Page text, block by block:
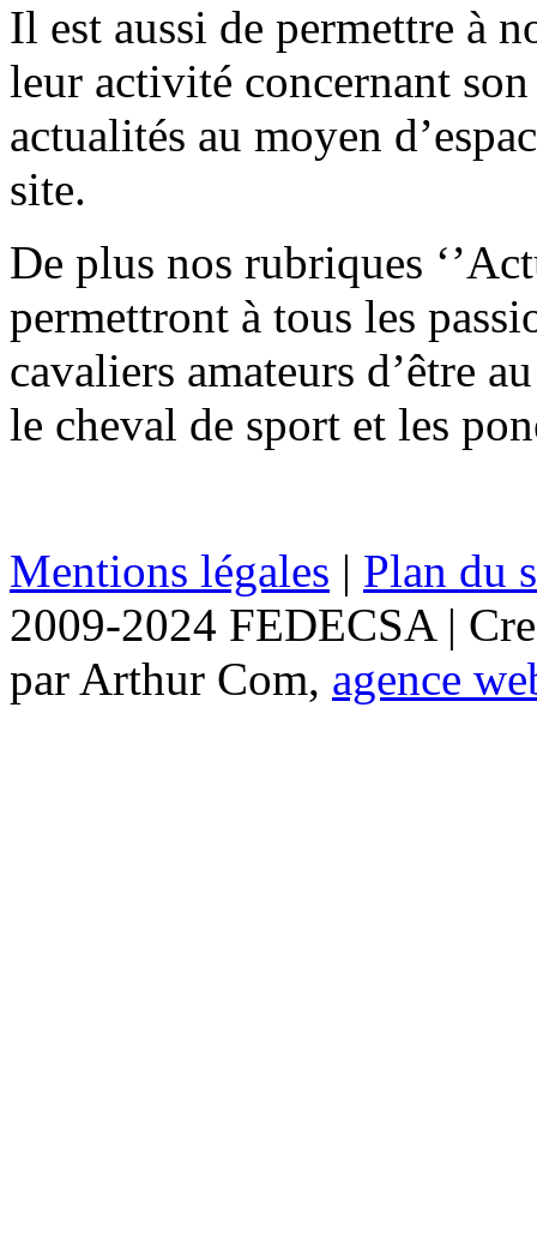
Il est aussi de permettre à
leur activité concernant
actualités au moyen
site.
De plus nos rubriques
permettront à tous les
cavaliers amateurs d’être
le cheval de sport et les
Mentions légales | Plan du
2009-2024 FEDECSA |
par Arthur Com, agence